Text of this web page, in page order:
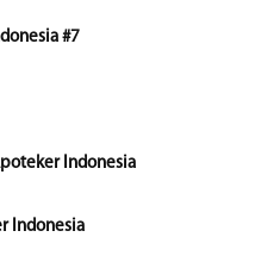
#7
Indonesia
Indonesia